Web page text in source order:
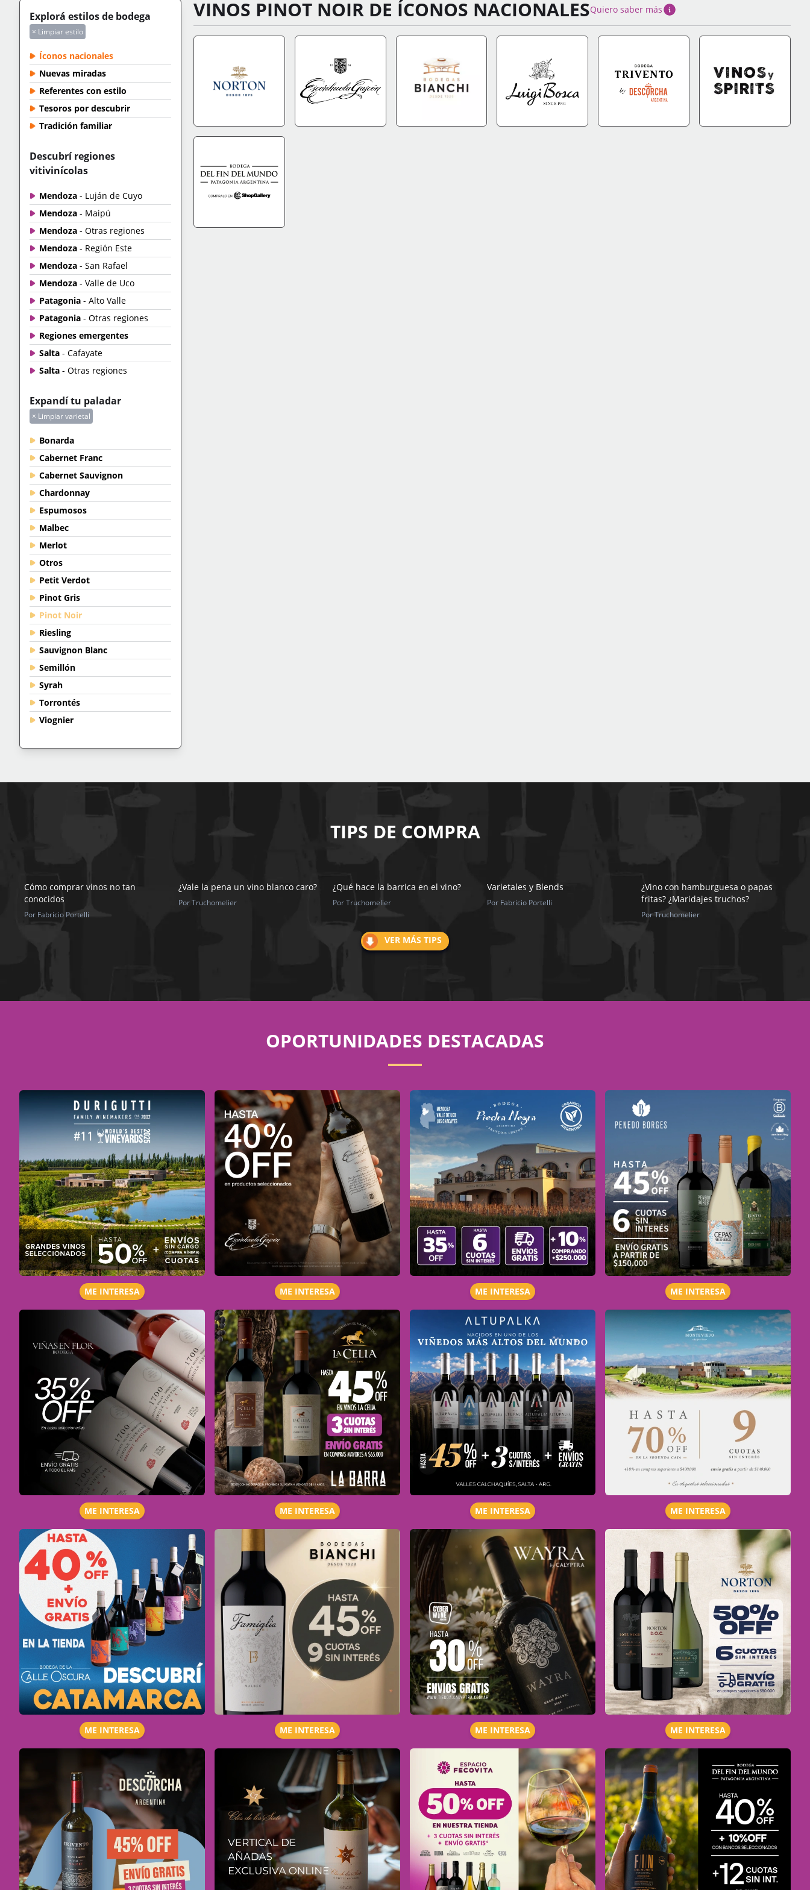
Explorá estilos de bodega
× Limpiar estilo
Íconos nacionales
Nuevas miradas
Referentes con estilo
Tesoros por descubrir
Tradición familiar
Descubrí regiones
vitivinícolas
Mendoza - Luján de Cuyo
Mendoza - Maipú
Mendoza - Otras regiones
Mendoza - Región Este
Mendoza - San Rafael
Mendoza - Valle de Uco
Patagonia - Alto Valle
Patagonia - Otras regiones
Regiones emergentes
Salta - Cafayate
Salta - Otras regiones
Expandí tu paladar
× Limpiar varietal
Bonarda
Cabernet Franc
Cabernet Sauvignon
Chardonnay
Espumosos
Malbec
Merlot
Otros
Petit Verdot
Pinot Gris
Pinot Noir
Riesling
Sauvignon Blanc
Semillón
Syrah
Torrontés
Viognier
VINOS PINOT NOIR DE ÍCONOS NACIONALESQuiero saber más
IR A TIENDA +INFO
TIPS DE COMPRA
Cómo comprar vinos no tan
conocidos
Por Fabricio Portelli
¿Vale la pena un vino blanco caro?
Por Truchomelier
¿Qué hace la barrica en el vino?
Por Truchomelier
Varietales y Blends
Por Fabricio Portelli
¿Vino con hamburguesa o papas
fritas? ¿Maridajes truchos?
Por Truchomelier
VER MÁS TIPS
OPORTUNIDADES DESTACADAS
ME INTERESA ME INTERESA ME INTERESA ME INTERESA
ME INTERESA ME INTERESA ME INTERESA ME INTERESA
ME INTERESA ME INTERESA ME INTERESA ME INTERESA